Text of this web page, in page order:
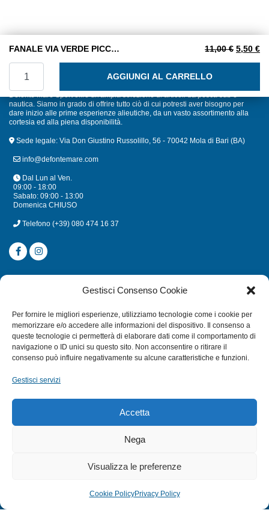
Gestisci Consenso Cookie
Per fornire le migliori esperienze, utilizziamo tecnologie come i cookie per
memorizzare e/o accedere alle informazioni del dispositivo. Il consenso a
queste tecnologie ci permetterà di elaborare dati come il comportamento di
navigazione o ID unici su questo sito. Non acconsentire o ritirare il
consenso può influire negativamente su alcune caratteristiche e funzioni.
Gestisci servizi
Accetta
Nega
Visualizza le preferenze
Cookie PolicyPrivacy Policy
FANALE VIA VERDE PICCOLO 112,5 ° PLASTICA STRUTTURA NERA 11,00€ Il
5,50 €Il
AGGIUNGI AL CARRELLO
Defonte Mare Sport offre un'ampia selezione di articoli da pesca sub e
nautica. Siamo in grado di offrire tutto ciò di cui potresti aver bisogno per
dare inizio alle prime esperienze alieutiche, da un vasto assortimento alla
cortesia ed alla piena disponibilità.
Sede legale: Via Don Giustino Russolillo, 56 - 70042 Mola di Bari (BA)
info@defontemare.com
Dal Lun al Ven.
09:00 - 18:00
Sabato: 09:00 - 13:00
Domenica CHIUSO
Telefono (+39) 080 474 16 37
CATEGORIE
MULINELLI
CANNE
ACCESSORI NAUTICI
TERMINI E CONDIZIONI